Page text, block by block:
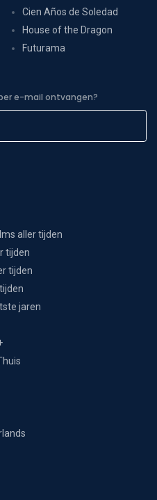
Cien Años de Soledad
House of the Dragon
Futurama
e-mail ontvangen?
aller tijden
tijden
tijden
jaren